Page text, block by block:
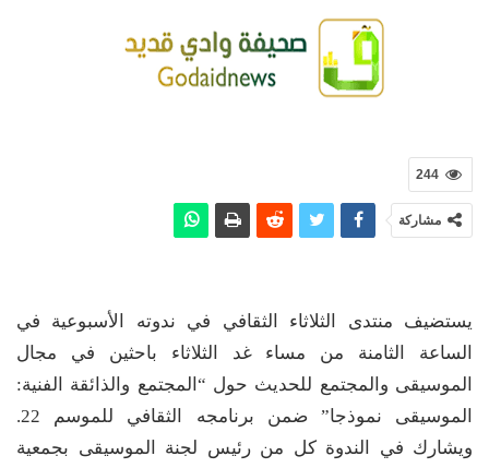
244
مشاركة
يستضيف منتدى الثلاثاء الثقافي في ندوته الأسبوعية في
الساعة الثامنة من مساء غد الثلاثاء باحثين في مجال
الموسيقى والمجتمع للحديث حول “المجتمع والذائقة الفنية:
الموسيقى نموذجا” ضمن برنامجه الثقافي للموسم 22.
ويشارك في الندوة كل من رئيس لجنة الموسيقى بجمعية